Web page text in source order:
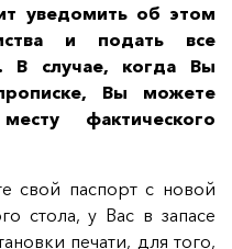
уведомить об этом
и подать все
В случае, когда Вы
Вы можете
фактического
свой паспорт с новой
стола, у Вас в запасе
печати, для того,